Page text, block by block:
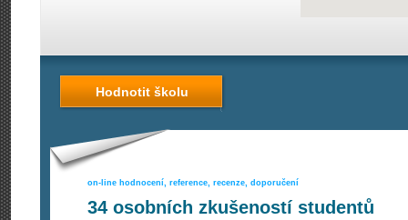
Hodnotit školu
on-line hodnocení, reference, recenze, doporučení
34 osobních zkušeností studentů